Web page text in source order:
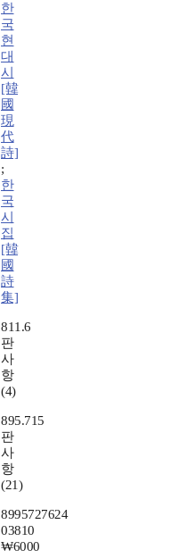
한
국
현
대
시
[韓
國
現
代
詩]
;
한
국
시
집
[韓
國
詩
集]
811.6
판
사
항
(4)
895.715
판
사
항
(21)
8995727624
03810
₩6000